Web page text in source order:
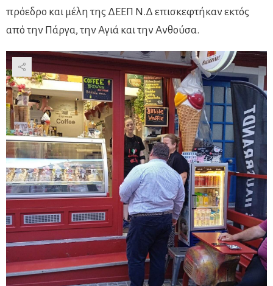
πρόεδρο και μέλη της ΔΕΕΠ Ν.Δ επισκεφτήκαν εκτός
από την Πάργα, την Αγιά και την Ανθούσα.